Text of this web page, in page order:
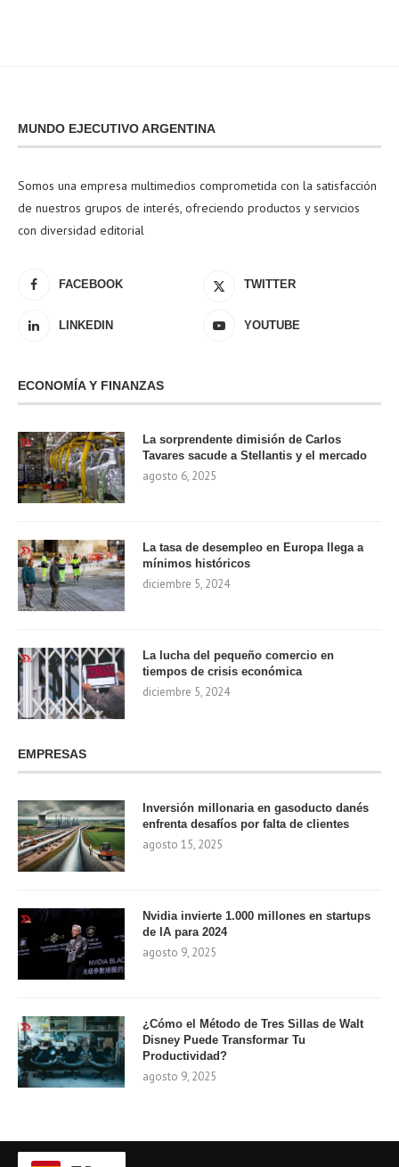
MUNDO EJECUTIVO ARGENTINA
Somos una empresa multimedios comprometida con la satisfacción
de nuestros grupos de interés, ofreciendo productos y servicios
con diversidad editorial
FACEBOOK TWITTER
LINKEDIN YOUTUBE
ECONOMÍA Y FINANZAS
La sorprendente dimisión de Carlos
Tavares sacude a Stellantis y el mercado
agosto 6, 2025
La tasa de desempleo en Europa llega a
mínimos históricos
diciembre 5, 2024
La lucha del pequeño comercio en
tiempos de crisis económica
diciembre 5, 2024
EMPRESAS
Inversión millonaria en gasoducto danés
enfrenta desafíos por falta de clientes
agosto 15, 2025
Nvidia invierte 1.000 millones en startups
de IA para 2024
agosto 9, 2025
¿Cómo el Método de Tres Sillas de Walt
Disney Puede Transformar Tu
Productividad?
agosto 9, 2025